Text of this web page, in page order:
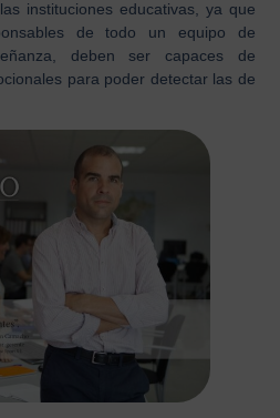
instituciones educativas, ya que
de todo un equipo de
deben ser capaces de
para poder detectar las de